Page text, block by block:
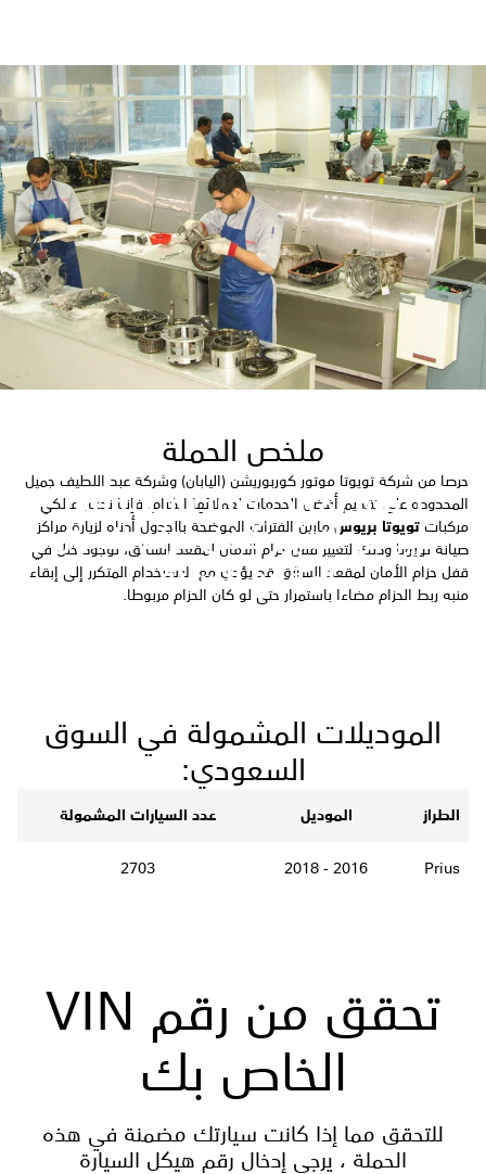
دعوة لمالكي مركبات تويوتا
بريوس لتغيير قفل حزام الامان
لمقعد السائق
ملخص الحملة
حرصا من شركة تويوتا موتور كوربوريشن (اليابان) وشركة عبد اللطيف جميل
المحدودة على تقديم أفضل الخدمات لعملائها الكرام، فإننا ندعو مالكي
مركبات تويوتا بريوس مابين الفترات الموضحة بالجدول أدناه لزيارة مراكز
صيانة تويوتا وذلك لتغيير قفل حزام الامان لمقعد السائق، لوجود خلل في
قفل حزام الأمان لمقعد السائق قد يؤدي مع الاستخدام المتكرر إلى إبقاء
منبه ربط الحزام مضاءا باستمرار حتى لو كان الحزام مربوطا.
الموديلات المشمولة في السوق
السعودي:
الطراز الموديل عدد السيارات المشمولة
Prius
2016 - 2018
2703
تحقق من رقم VIN
الخاص بك
للتحقق مما إذا كانت سيارتك مضمنة في هذه
الحملة ، يرجى إدخال رقم هيكل السيارة